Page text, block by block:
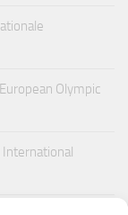
European Olympic
International